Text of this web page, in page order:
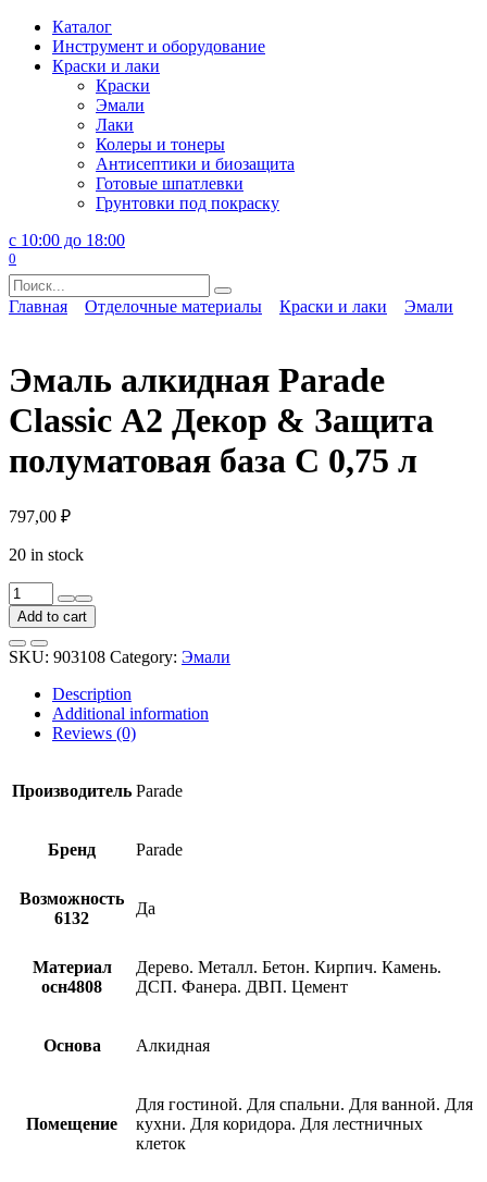
Перейти
содержанию
Каталог
Инструмент и оборудование
Краски и лаки
Краски
Эмали
Лаки
Колеры и тонеры
Антисептики и биозащита
Готовые шпатлевки
Грунтовки под покраску
с 10:00 до 18:00
0
Search
for:
Главная Отделочные материалы Краски и лаки Эмали
Эмаль алкидная Parade
Classic А2 Декор & Защита
полуматовая база С 0,75 л
797,00 ₽
20 in stock
Эмаль
алкидная
Parade
Classic
А2
Декор
Защита
полуматовая
С
0,75
quantity
Add to cart
SKU: 903108 Category: Эмали
Description
Additional information
Reviews (0)
Производитель Parade
Бренд Parade
Возможность
6132
Да
Материал
осн4808
Дерево. Металл. Бетон. Кирпич. Камень.
ДСП. Фанера. ДВП. Цемент
Основа Алкидная
Помещение
Для гостиной. Для спальни. Для ванной. Для
кухни. Для коридора. Для лестничных
клеток